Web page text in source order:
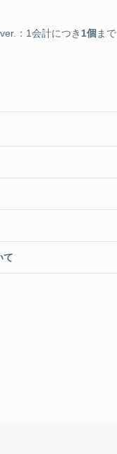
：1会計につき 1個 まで
て